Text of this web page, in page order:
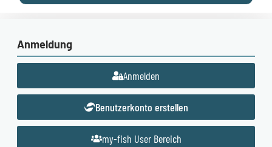
Anmeldung
Anmelden
Benutzerkonto erstellen
my-fish User Bereich